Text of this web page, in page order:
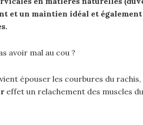
et un maintien idéal et
avoir mal au cou ?
épouser les courbures du
effet un relachement des muscles du